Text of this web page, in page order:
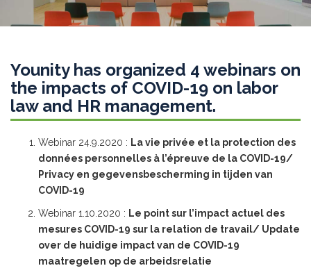
Younity has organized 4 webinars on
the impacts of COVID-19 on labor
law and HR management.
Webinar 24.9.2020 : La vie privée et la protection des
données personnelles à l’épreuve de la COVID-19/
Privacy en gegevensbescherming in tijden van
COVID-19
Webinar 1.10.2020 : Le point sur l’impact actuel des
mesures COVID-19 sur la relation de travail/ Update
over de huidige impact van de COVID-19
maatregelen op de arbeidsrelatie